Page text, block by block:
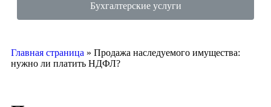
Бухгалтерские услуги
Главная страница » Продажа наследуемого имущества:
нужно ли платить НДФЛ?